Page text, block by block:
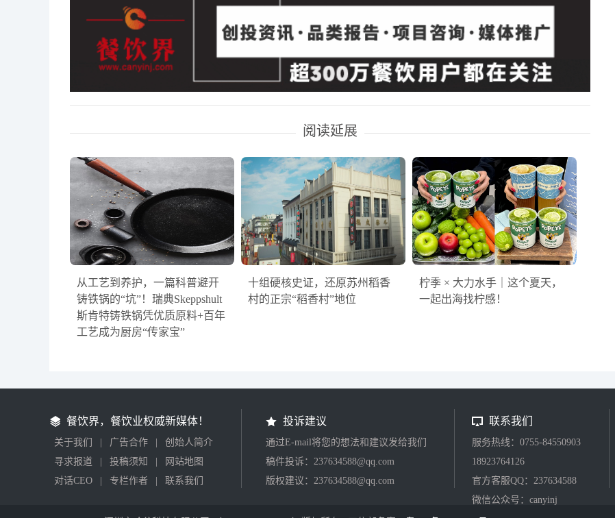
阅读延展
从工艺到养护，一篇科普避开
铸铁锅的“坑”！瑞典Skeppshult
斯肯特铸铁锅凭优质原料+百年
工艺成为厨房“传家宝”
十组硬核史证，还原苏州稻香
村的正宗“稻香村”地位
柠季 × 大力水手｜这个夏天，
一起出海找柠感！
餐饮界，餐饮业权威新媒体！
关于我们 广告合作
创始人简介
寻求报道
投稿须知
网站地图
对话CEO
专栏作者 联系我们
投诉建议
通过E-mail将您的想法和建议发给我们
稿件投诉：237634588@qq.com
版权建议：237634588@qq.com
联系我们
服务热线：0755-84550903
18923764126
官方客服QQ：237634588
微信公众号：canyinj